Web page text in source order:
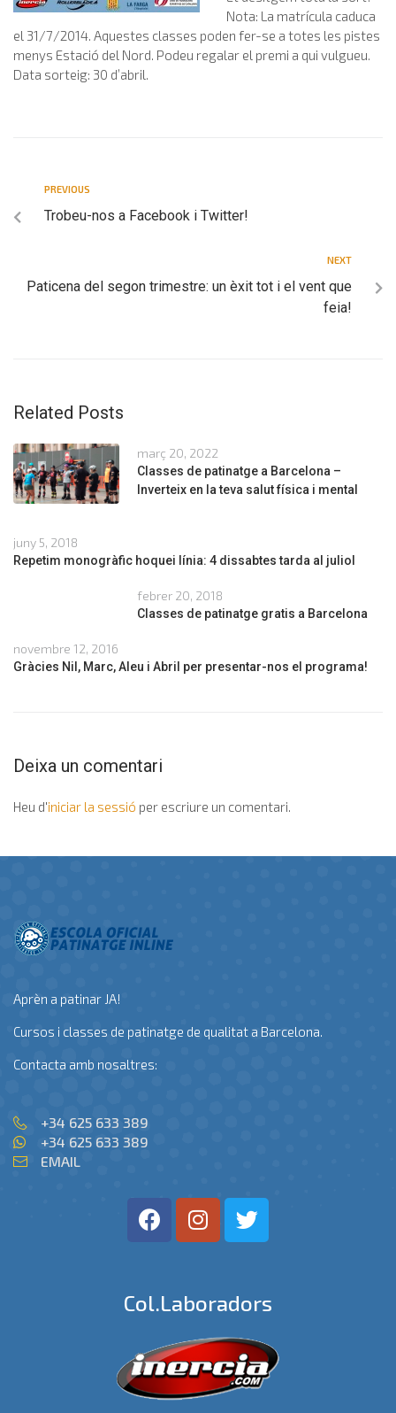
Nota: La matrícula caduca
el 31/7/2014. Aquestes classes poden fer-se a totes les pistes
menys Estació del Nord. Podeu regalar el premi a qui vulgueu.
Data sorteig: 30 d’abril.
PREVIOUS
Trobeu-nos a Facebook i Twitter!
NEXT
Paticena del segon trimestre: un èxit tot i el vent que
feia!
Related Posts
març 20, 2022
Classes de patinatge a Barcelona –
Inverteix en la teva salut física i mental
juny 5, 2018
Repetim monogràfic hoquei línia: 4 dissabtes tarda al juliol
febrer 20, 2018
Classes de patinatge gratis a Barcelona
novembre 12, 2016
Gràcies Nil, Marc, Aleu i Abril per presentar-nos el programa!
Deixa un comentari
Heu d'iniciar la sessió per escriure un comentari.
Aprèn a patinar JA!
Cursos i classes de patinatge de qualitat a Barcelona.
Contacta amb nosaltres:
+34 625 633 389
+34 625 633 389
EMAIL
Col.laboradors